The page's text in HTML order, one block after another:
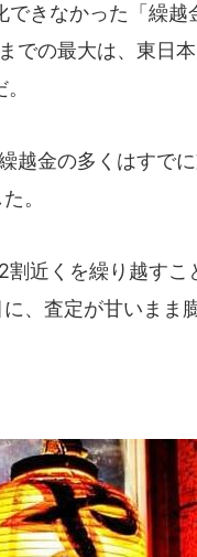
きなかった「繰越
での最大は、東日
越金の多くはすで
。
近くを繰り越すこ
、査定が甘いまま